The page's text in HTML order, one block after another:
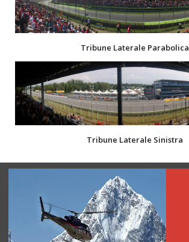
Tribune Laterale Parabolica
Tribune Laterale Sinistra